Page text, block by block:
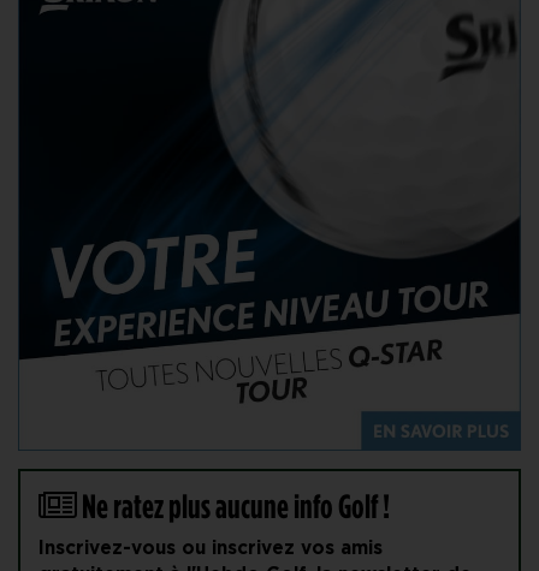
Ne ratez plus aucune info Golf !
Inscrivez-vous ou inscrivez vos amis